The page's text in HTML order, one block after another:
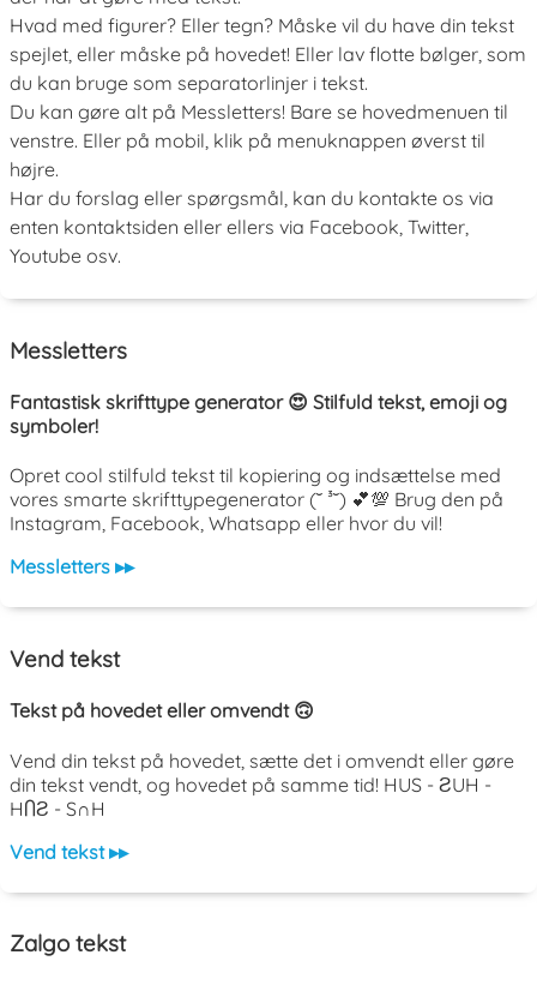
Hvad med figurer? Eller tegn? Måske vil du have din tekst
spejlet, eller måske på hovedet! Eller lav flotte bølger, som
du kan bruge som separatorlinjer i tekst.
Du kan gøre alt på Messletters! Bare se hovedmenuen til
venstre. Eller på mobil, klik på menuknappen øverst til
højre.
Har du forslag eller spørgsmål, kan du kontakte os via
enten kontaktsiden eller ellers via Facebook, Twitter,
Youtube osv.
Messletters
Fantastisk skrifttype generator 😍 Stilfuld tekst, emoji og
symboler!
Opret cool stilfuld tekst til kopiering og indsættelse med
vores smarte skrifttypegenerator (˘ ³˘) 💕💯 Brug den på
Instagram, Facebook, Whatsapp eller hvor du vil!
Messletters ▸▸
Vend tekst
Tekst på hovedet eller omvendt 🙃
Vend din tekst på hovedet, sætte det i omvendt eller gøre
din tekst vendt, og hovedet på samme tid! HUS - ƧUH -
HႶƧ - S∩H
Vend tekst ▸▸
Zalgo tekst